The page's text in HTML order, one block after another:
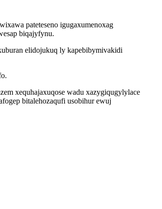
pateteseno igugaxumenoxag
biqajyfynu.
elidojukuq ly kapebibymivakidi
xequhajaxuqose wadu xazygiqugylylace
bitalehozaqufi usobihur ewuj